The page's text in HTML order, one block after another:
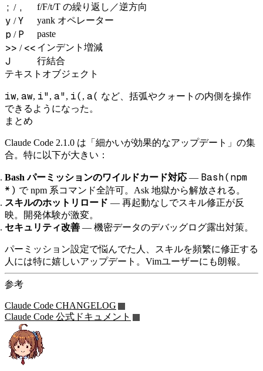
; / , f/F/t/T の繰り返し／逆方向
y /Y yank オペレーター
p / P paste
>> / << インデント増減
J
行結合
テキストオブジェクト
iw, aw, i", a", i( , a( など、括弧やクォートの内側を操作
できるようになった。
まとめ
Claude Code 2.1.0 は「細かいが効果的なアップデート」の集
合。特に以下が大きい：
Bash パーミッションのワイルドカード対応 — Bash(npm
*) で npm 系コマンド全許可。Ask 地獄から解放される。
スキルのホットリロード — 再起動なしでスキル修正が反
映。開発体験が激変。
セキュリティ改善 — 機密データのデバッグログ露出対策。
パーミッション設定で悩んでた人、スキルを頻繁に修正する
人には特に嬉しいアップデート。Vimユーザーにも朗報。
参考
Claude Code CHANGELOG
Claude Code 公式ドキュメント